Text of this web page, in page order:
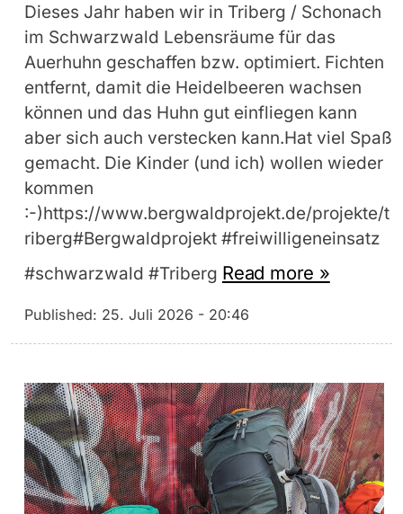
Dieses Jahr haben wir in Triberg / Schonach
im Schwarzwald Lebensräume für das
Auerhuhn geschaffen bzw. optimiert. Fichten
entfernt, damit die Heidelbeeren wachsen
können und das Huhn gut einfliegen kann
aber sich auch verstecken kann.Hat viel Spaß
gemacht. Die Kinder (und ich) wollen wieder
kommen
:-)https://www.bergwaldprojekt.de/projekte/t
riberg#Bergwaldprojekt #freiwilligeneinsatz
#schwarzwald #Triberg Read more »
Published: 25. Juli 2026 - 20:46